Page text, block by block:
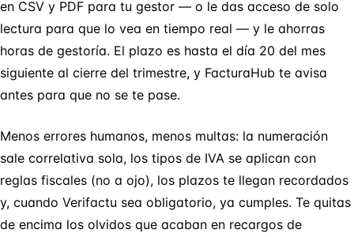
en CSV y PDF para tu gestor — o le das acceso de solo
lectura para que lo vea en tiempo real — y le ahorras
horas de gestoría. El plazo es hasta el día 20 del mes
siguiente al cierre del trimestre, y FacturaHub te avisa
antes para que no se te pase.
Menos errores humanos, menos multas: la numeración
sale correlativa sola, los tipos de IVA se aplican con
reglas fiscales (no a ojo), los plazos te llegan recordados
y, cuando Verifactu sea obligatorio, ya cumples. Te quitas
de encima los olvidos que acaban en recargos de